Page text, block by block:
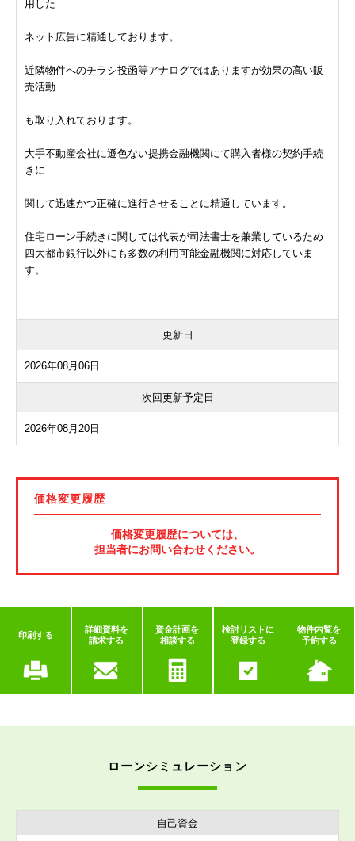
用した
ネット広告に精通しております。
近隣物件へのチラシ投函等アナログではありますが効果の高い販
売活動
も取り入れております。
大手不動産会社に遜色ない提携金融機関にて購入者様の契約手続
きに
関して迅速かつ正確に進行させることに精通しています。
住宅ローン手続きに関しては代表が司法書士を兼業しているため
四大都市銀行以外にも多数の利用可能金融機関に対応していま
す。
更新日
2026年08月06日
次回更新予定日
2026年08月20日
価格変更履歴
価格変更履歴については、
担当者にお問い合わせください。
印刷する
詳細資料を
請求する
資金計画を
相談する
検討リストに
登録する
物件内覧を
予約する
ローンシミュレーション
自己資金